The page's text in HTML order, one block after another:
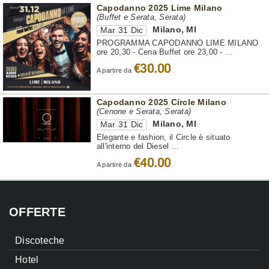
Capodanno 2025 Lime Milano
(Buffet e Serata, Serata)
Mar 31 Dic Milano, MI
PROGRAMMA CAPODANNO LIME MILANO
ore 20,30 - Cena Buffet ore 23,00 - ...
A partire da €30.00
Capodanno 2025 Circle Milano
(Cenone e Serata, Serata)
Mar 31 Dic Milano, MI
Elegante e fashion, il Circle è situato
all'interno del Diesel ...
A partire da €40.00
OFFERTE
Discoteche
Hotel